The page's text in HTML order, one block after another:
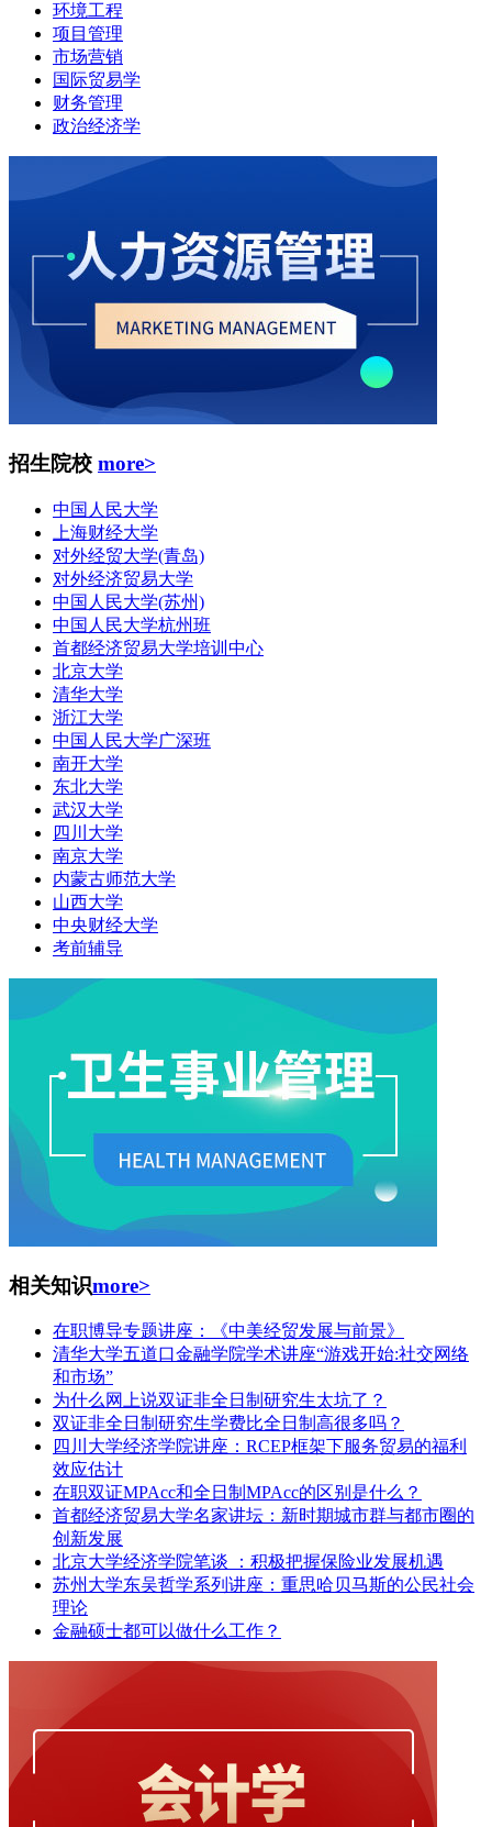
环境工程
项目管理
市场营销
国际贸易学
财务管理
政治经济学
招生院校 more>
中国人民大学
上海财经大学
对外经贸大学(青岛)
对外经济贸易大学
中国人民大学(苏州)
中国人民大学杭州班
首都经济贸易大学培训中心
北京大学
清华大学
浙江大学
中国人民大学广深班
南开大学
东北大学
武汉大学
四川大学
南京大学
内蒙古师范大学
山西大学
中央财经大学
考前辅导
相关知识more>
在职博导专题讲座：《中美经贸发展与前景》
清华大学五道口金融学院学术讲座“游戏开始:社交网络
和市场”
为什么网上说双证非全日制研究生太坑了？
双证非全日制研究生学费比全日制高很多吗？
四川大学经济学院讲座：RCEP框架下服务贸易的福利
效应估计
在职双证MPAcc和全日制MPAcc的区别是什么？
首都经济贸易大学名家讲坛：新时期城市群与都市圈的
创新发展
北京大学经济学院笔谈 ：积极把握保险业发展机遇
苏州大学东吴哲学系列讲座：重思哈贝马斯的公民社会
理论
金融硕士都可以做什么工作？